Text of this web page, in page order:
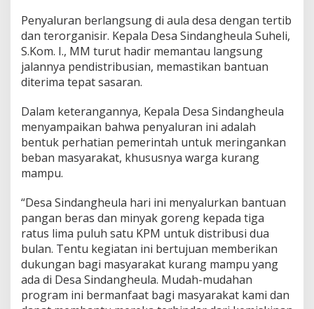
Penyaluran berlangsung di aula desa dengan tertib
dan terorganisir. Kepala Desa Sindangheula Suheli,
S.Kom. I., MM turut hadir memantau langsung
jalannya pendistribusian, memastikan bantuan
diterima tepat sasaran.
Dalam keterangannya, Kepala Desa Sindangheula
menyampaikan bahwa penyaluran ini adalah
bentuk perhatian pemerintah untuk meringankan
beban masyarakat, khususnya warga kurang
mampu.
“Desa Sindangheula hari ini menyalurkan bantuan
pangan beras dan minyak goreng kepada tiga
ratus lima puluh satu KPM untuk distribusi dua
bulan. Tentu kegiatan ini bertujuan memberikan
dukungan bagi masyarakat kurang mampu yang
ada di Desa Sindangheula. Mudah-mudahan
program ini bermanfaat bagi masyarakat kami dan